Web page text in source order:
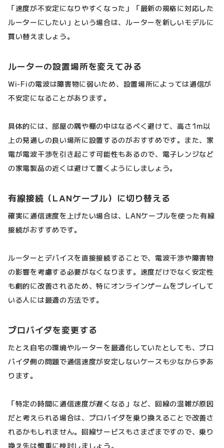
「速度が不安定になりやすくなった」「最新の規格に対応した
ルーターにしたい」という場合は、ルーターを新しいモデルに
買い替えましょう。
ルーターの設置場所を変えてみる
Wi-Fiの電波は障害物に弱いため、設置場所によっては通信が
不安定になることがあります。
具体的には、部屋の隅や棚の中はなるべく避けて、高さ1m以
上の見通しの良い場所に設置するのがおすすめです。また、家
電が電波干渉を引き起こす可能性もあるので、電子レンジなど
の家電製品の近くは避けて置くようにしましょう。
有線接続（LANケーブル）に切り替える
確実に通信速度を上げたい場合は、LANケーブルを使った有線
接続がおすすめです。
ルーターとデバイスを直接接続することで、電波干渉や障害物
の影響を考慮する必要がなくなります。速度だけでなく安定性
も劇的に改善されるため、特にオンラインゲームをプレイして
いる人には最適の方法です。
プロバイダを変更する
たとえ自宅の環境やルーターを最適化していたとしても、プロ
バイダ側の問題で通信速度が安定しないケースも少なからずあ
ります。
「特定の時間に通信速度が遅くなる」など、回線の混雑が原因
だと考えられる場合は、プロバイダを乗り換えることで改善さ
れるかもしれません。回線サービスもさまざまですので、乗り
換え先は慎重に検討しましょう。